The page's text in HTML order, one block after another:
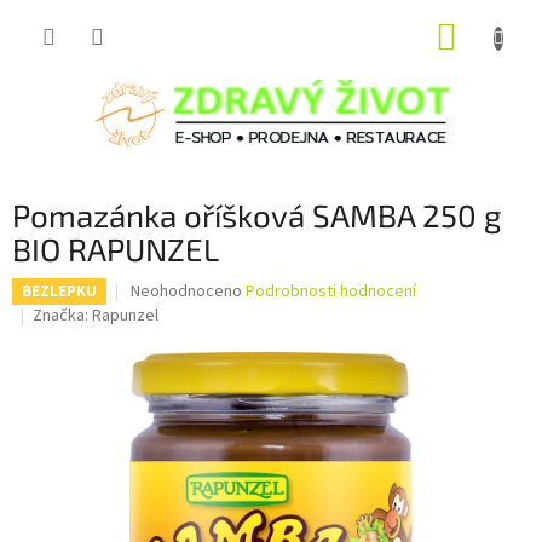
Pomazánka oříšková SAMBA 250 g
BIO RAPUNZEL
BEZLEPKU
Průměrné
hodnocení
je
0,0
z
hvězdiček.
Neohodnoceno Podrobnosti hodnocení
Značka: Rapunzel